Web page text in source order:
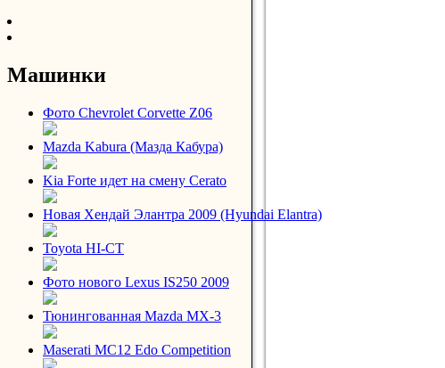
Машинки
Фото Chevrolet Corvette Z06
Mazda Kabura (Мазда Кабура)
Kia Forte идет на смену Cerato
Новая Хендай Элантра 2009 (Hyundai Elantra)
Toyota HI-CT
Фото нового Lexus IS250 2009
Тюнингованная Mazda MX-3
Maserati MC12 Edo Competition